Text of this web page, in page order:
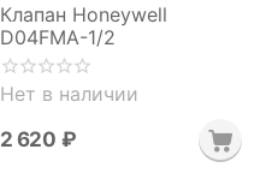
Клапан Honeywell
D04FMA-1/2
Нет в наличии
2 620 ₽